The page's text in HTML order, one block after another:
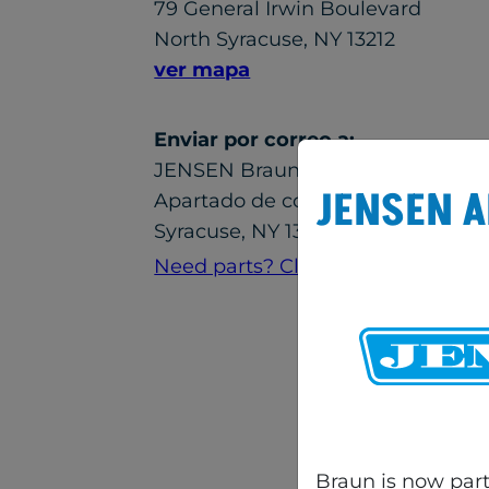
79 General Irwin Boulevard
North Syracuse, NY 13212
ver mapa
Enviar por correo a:
JENSEN Braun LLC
Apartado de correos 3029
Syracuse, NY 13220-3029
Need parts? Click Here
JENSEN
Braun is now